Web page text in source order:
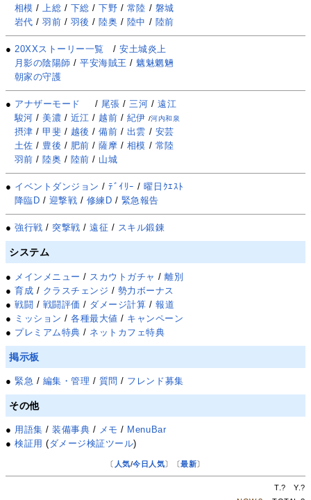
相模 / 上総 / 下総 /下野 / 常陸 / 磐城
岩代 /羽前 / 羽後 /陸奥 / 陸中 / 陸前
● 20XXストーリー一覧 /安土城炎上
月影の陰陽師 /平安海賊王 / 魑魅魍魎
朝家の守護
● アナザーモード / 尾張 /三河 / 遠江
駿河 /美濃 / 近江 / 越前 / 紀伊 /河内和泉
摂津 /甲斐 / 越後 /備前 / 出雲 / 安芸
土佐 / 豊後 / 肥前 /薩摩 / 相模 / 常陸
羽前 / 陸奥 / 陸前 / 山城
● イベントダンジョン /ﾃﾞｲﾘｰ /曜日ｸｴｽﾄ
降臨D / 迎撃戦 / 修練D / 緊急報告
●強行戦 / 突撃戦 /遠征 / スキル鍛錬
システム
● メインメニュー / スカウトガチャ /離別
●育成 / クラスチェンジ / 勢力ボーナス
●戦闘 / 戦闘評価 / ダメージ計算 / 報道
● ミッション /各種最大値 / キャンペーン
● プレミアム特典 / ネットカフェ特典
掲示板
●緊急 / 編集・管理 / 質問 / フレンド募集
その他
● 用語集 /装備事典 / メモ / MenuBar
●検証用 (ダメージ検証ツール)
〔 人気/今日人気〕〔最新〕
T.? Y.?